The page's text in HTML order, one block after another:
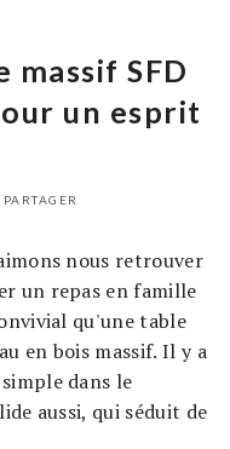
massif SFD
un esprit
PARTAGER
nous retrouver
un repas en famille
qu'une table
en bois massif. Il y a
dans le
aussi, qui séduit de